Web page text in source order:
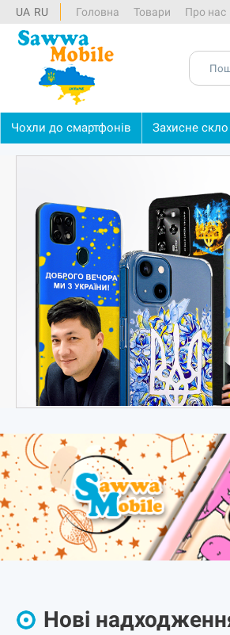
UA RU Головна Товари Про нас
Чохли до смартфонів Захисне скло
Нові